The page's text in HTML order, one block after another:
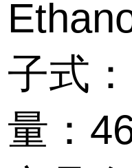
子式
量：